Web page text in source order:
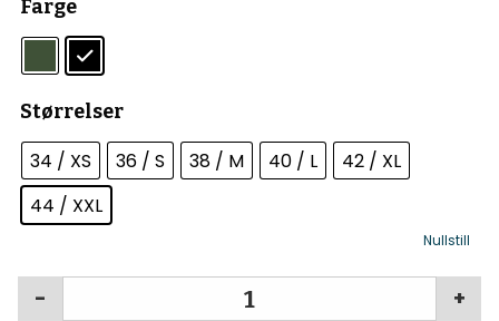
Farge
Størrelser
34 / XS 36 / S 38 / M 40 / L
42 / XL
44 / XXL
Nullstill
+
-